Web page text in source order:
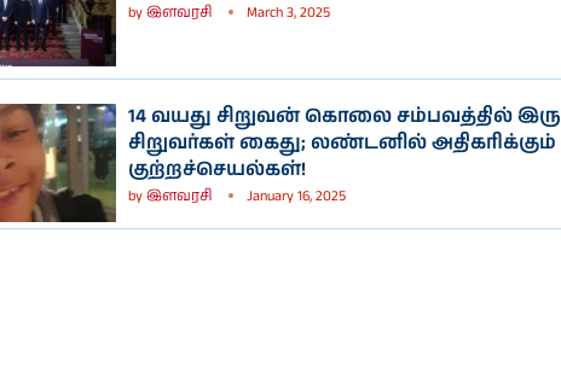
byஇளவரசி March 3, 2025
14 வயது சிறுவன் கொலை சம்பவத்தில் இரு
சிறுவர்கள் கைது; லண்டனில் அதிகரிக்கும்
குற்றச்செயல்கள்!
byஇளவரசி January 16, 2025